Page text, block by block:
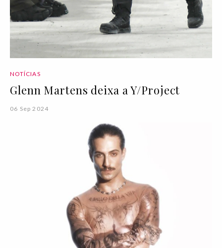
NOTÍCIAS
Glenn Martens deixa a Y/Project
06 Sep 2024